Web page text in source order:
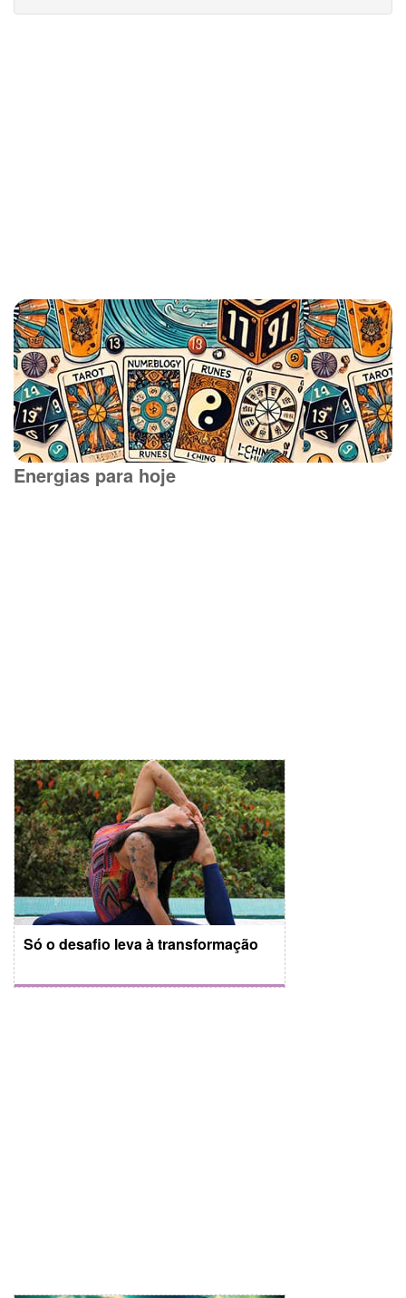
Energias para hoje
Só o desafio leva à transformação